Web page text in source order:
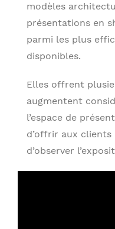
modèles
présentations en
parmi les plus
disponibles.
Elles offrent
augmentent
l’espace de
d’offrir aux
d’observer